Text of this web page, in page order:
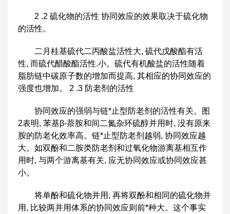
2 .2 硫化物的活性 协同效应的效果取决于硫化物
的活性。
二月桂基硫代二丙酸盐活性大, 硫代戊酸酯有活
性, 而硫代醋酸酯活性.小。硫代有机酸盐的活性随着
脂肪链中碳原子数的增加而提高, 其相应的协同效应的
强度也增加。 2 .3 防老剂的活性
协同效应的强弱与链*止型防老剂的活性有关。图
2表明, 苯基β-萘胺和间二氮杂环硫醇并用时, 没有原来
胺的防老化效率高。链*止型防老剂越弱, 协同效应越
大。如双酚和二胺类防老剂和过氧化物游离基相互作
用时, 与两个游离基有关, 应无协同效应或协同效应甚
小。
将单酚和硫化物并用, 再将双酚和相同的硫化物并
用, 比较两并用体系的协同效应则前*种大。这个事实